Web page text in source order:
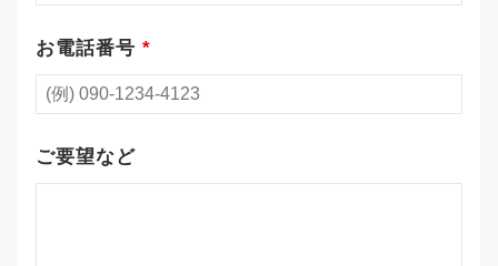
お電話番号 *
ご要望など